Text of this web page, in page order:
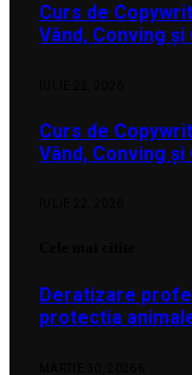
Curs de
Vând, Conving
Curs de
Vând, Conving
Deratizare
protectia